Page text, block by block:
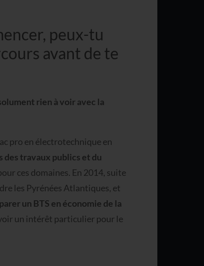
peux-tu
avant de te
rien à voir avec la
pro en électrotechnique en
des travaux publics et du
ces domaines. En 2014, suite
les Pyrénées Atlantiques, et
un BTS en économie de la
un intérêt particulier pour le